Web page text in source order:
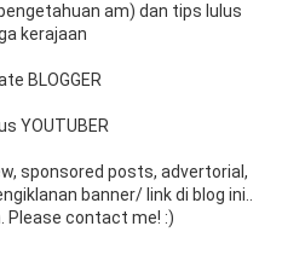
am) dan tips lulus
kerajaan
BLOGGER
YOUTUBER
sponsored posts, advertorial,
banner/ link di blog ini..
Please contact me! :)